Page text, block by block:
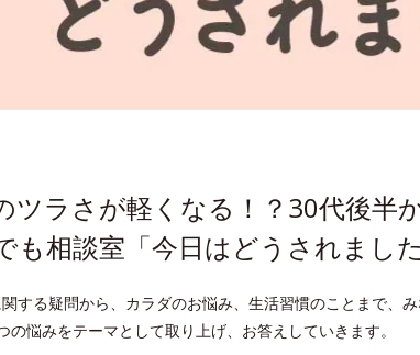
ツラさが軽くなる！？30代後半
も相談室「今日はどうされまし
する疑問から、カラダのお悩み、生活習慣のことまで、
の悩みをテーマとして取り上げ、お答えしていきます。